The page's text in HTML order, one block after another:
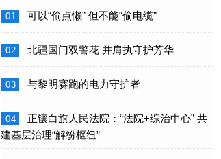
01 可以“偷点懒” 但不能“偷电缆”
02 北疆国门双警花 并肩执守护芳华
03 与黎明赛跑的电力守护者
04 正镶白旗人民法院：“法院+综治中心” 共
建基层治理“解纷枢纽”